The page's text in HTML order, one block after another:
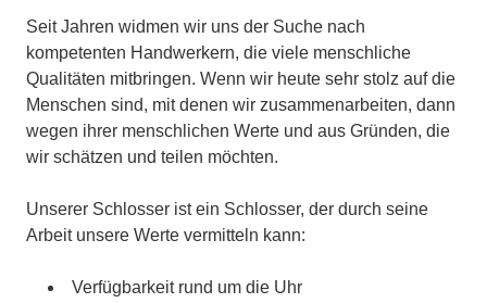
Seit Jahren widmen wir uns der Suche nach
kompetenten Handwerkern, die viele menschliche
Qualitäten mitbringen. Wenn wir heute sehr stolz auf die
Menschen sind, mit denen wir zusammenarbeiten, dann
wegen ihrer menschlichen Werte und aus Gründen, die
wir schätzen und teilen möchten.
Unserer Schlosser ist ein Schlosser, der durch seine
Arbeit unsere Werte vermitteln kann:
Verfügbarkeit rund um die Uhr